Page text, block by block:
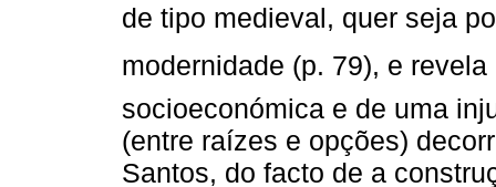
de tipo medieval, quer seja
modernidade (p. 79), e
socioeconómica e de uma
(entre raízes e opções)
Santos, do facto de a